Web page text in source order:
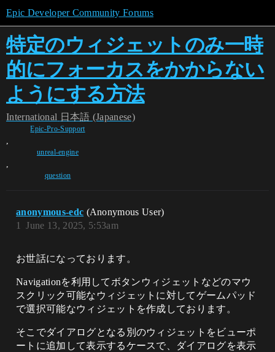
Epic Developer Community Forums
特定のウィジェットのみ一時
的にフォーカスをかからない
ようにする方法
International 日本語 (Japanese)
Epic-Pro-Support
,
unreal-engine
,
question
anonymous-edc (Anonymous User)
June 13, 2025, 5:53am
1
お世話になっております。
Navigationを利用してボタンウィジェットなどのマウ
スクリック可能なウィジェットに対してゲームパッド
で選択可能なウィジェットを作成しております。
そこでダイアログとなる別のウィジェットをビューポ
ートに追加して表示するケースで、ダイアログを表示